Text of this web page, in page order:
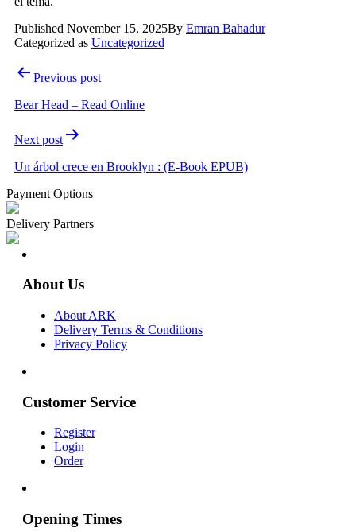
Published November 15, 2025By Emran Bahadur
Categorized as Uncategorized
Post
navigation
Previous post
Bear Head – Read Online
Next post
Un árbol crece en Brooklyn : (E-Book EPUB)
Payment Options
Delivery Partners
About Us
About ARK
Delivery Terms & Conditions
Privacy Policy
Customer Service
Register
Login
Order
Opening Times